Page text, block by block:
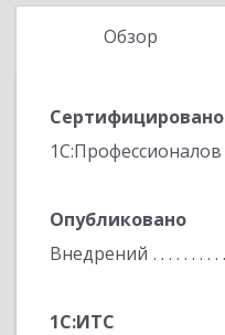
Обзор
Сертифицировано
1С:Профессионалов
Опубликовано
Внедрений
1С:ИТС